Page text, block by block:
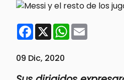
Facebook
X WhatsApp
09 Dic, 2020